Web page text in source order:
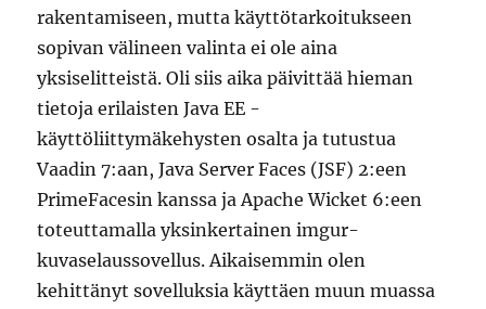
rakentamiseen, mutta käyttötarkoitukseen
sopivan välineen valinta ei ole aina
yksiselitteistä. Oli siis aika päivittää hieman
tietoja erilaisten Java EE -
käyttöliittymäkehysten osalta ja tutustua
Vaadin 7:aan, Java Server Faces (JSF) 2:een
PrimeFacesin kanssa ja Apache Wicket 6:een
toteuttamalla yksinkertainen imgur-
kuvaselaussovellus. Aikaisemmin olen
kehittänyt sovelluksia käyttäen muun muassa